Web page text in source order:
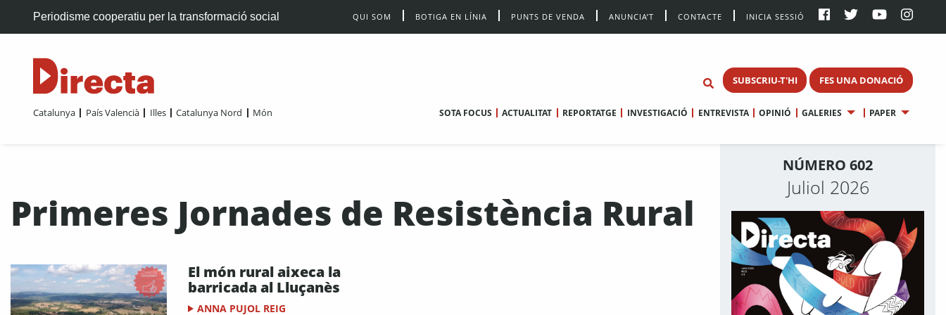
Periodisme cooperatiu per la transformació social QUI SOM BOTIGA EN LÍNIA PUNTS DE VENDA ANUNCIA’T CONTACTE INICIA SESSIÓ
SUBSCRIU-T'HI FES UNA DONACIÓ
Catalunya País Valencià Illes Catalunya Nord Món SOTA FOCUS ACTUALITAT REPORTATGE INVESTIGACIÓ ENTREVISTA OPINIÓ GALERIES PAPER
Primeres Jornades de Resistència Rural
El món rural aixeca la
barricada al Lluçanès
ANNA PUJOL REIG
NÚMERO 602
Juliol 2026